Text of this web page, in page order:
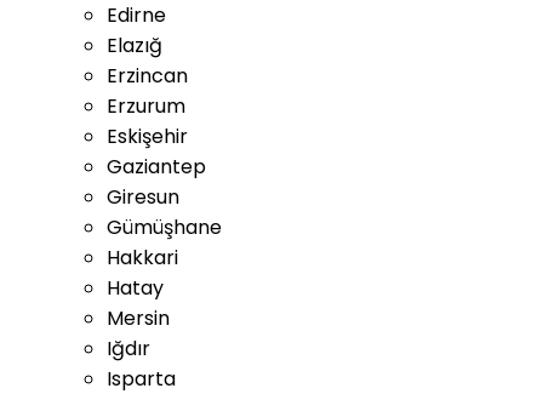
Edirne
Elazığ
Erzincan
Erzurum
Eskişehir
Gaziantep
Giresun
Gümüşhane
Hakkari
Hatay
Mersin
Iğdır
Isparta